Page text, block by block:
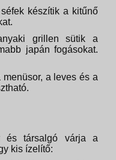
készítik a kitűnő
grillen sütik a
japán fogásokat.
menüsor, a leves és a
és társalgó várja a
kis ízelítő: